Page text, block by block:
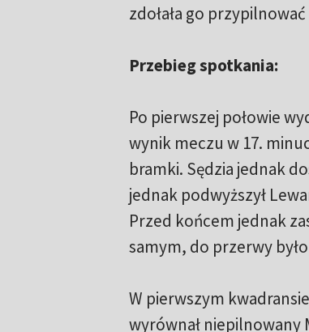
zdołała go
Przebieg spotkania:
Po pierwszej połowie
wynik meczu w 17.
bramki. Sędzia jednak
jednak podwyższył
Przed końcem jednak
samym, do przerwy
W pierwszym
wyrównał niepilnowany